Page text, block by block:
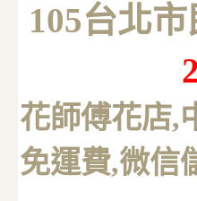
105台北
花師傅花店,
免運費,微信